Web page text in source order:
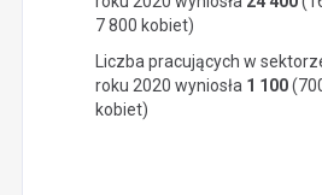
7 800 kobiet)
Liczba pracujących w
roku 2020 wyniosła 1 100
kobiet)